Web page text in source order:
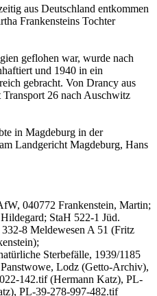
aus Deutschland entkommen
Frankensteins Tochter
geflohen war, wurde nach
und 1940 in ein
gebracht. Von Drancy aus
26 nach Auschwitz
in Magdeburg in der
Landgericht Magdeburg, Hans
040772 Frankenstein, Martin;
StaH 522-1 Jüd.
8 Meldewesen A 51 (Fritz
Sterbefälle, 1939/1185
Lodz (Getto-Archiv),
142.tif (Hermann Katz), PL-
PL-39-278-997-482.tif